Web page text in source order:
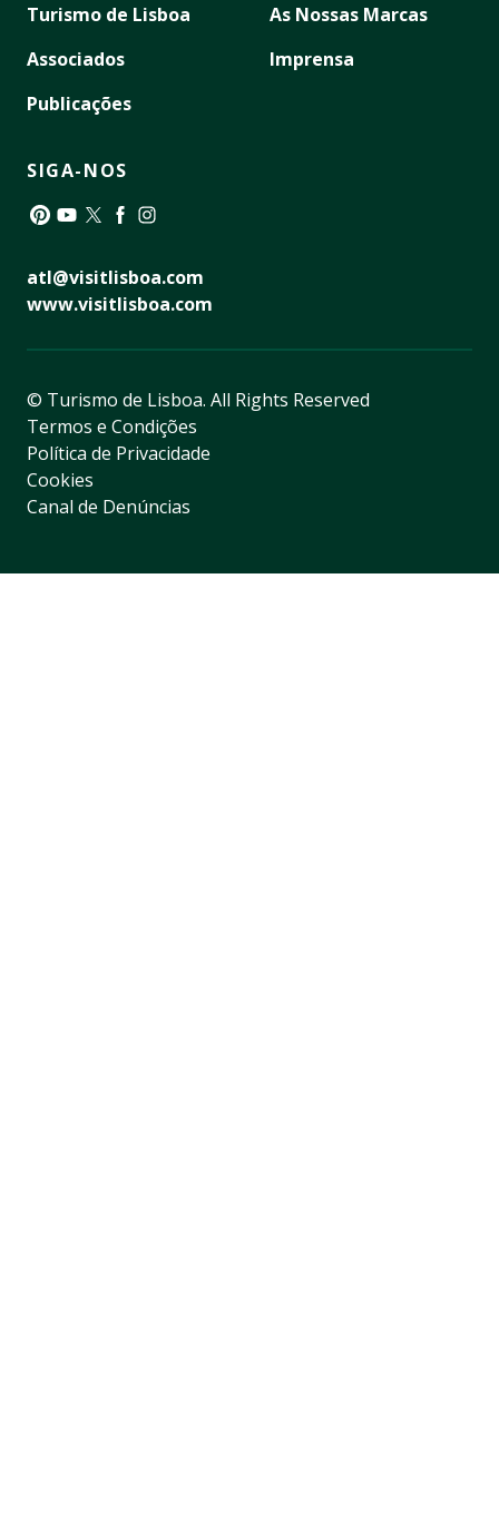
Turismo de Lisboa
Associados
Publicações
As Nossas Marcas
Imprensa
SIGA-NOS
atl@visitlisboa.com
www.visitlisboa.com
© Turismo de Lisboa. All Rights Reserved
Termos e Condições
Política de Privacidade
Cookies
Canal de Denúncias